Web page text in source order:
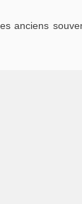
anciens